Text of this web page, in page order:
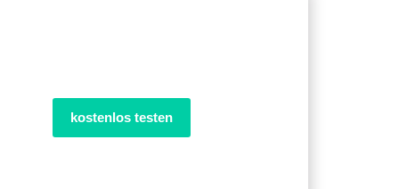
kostenlos testen